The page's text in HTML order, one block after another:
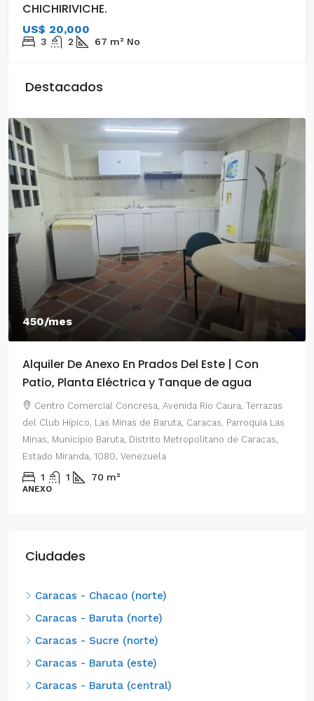
CHICHIRIVICHE.
US$ 20,000
3 2 67 m² No
Destacados
450/mes
Alquiler De Anexo En Prados Del Este | Con
Patio, Planta Eléctrica y Tanque de agua
Centro Comercial Concresa, Avenida Río Caura, Terrazas
del Club Hípico, Las Minas de Baruta, Caracas, Parroquia Las
Minas, Municipio Baruta, Distrito Metropolitano de Caracas,
Estado Miranda, 1080, Venezuela
1 1 70 m²
ANEXO
Ciudades
Caracas - Chacao (norte)
Caracas - Baruta (norte)
Caracas - Sucre (norte)
Caracas - Baruta (este)
Caracas - Baruta (central)